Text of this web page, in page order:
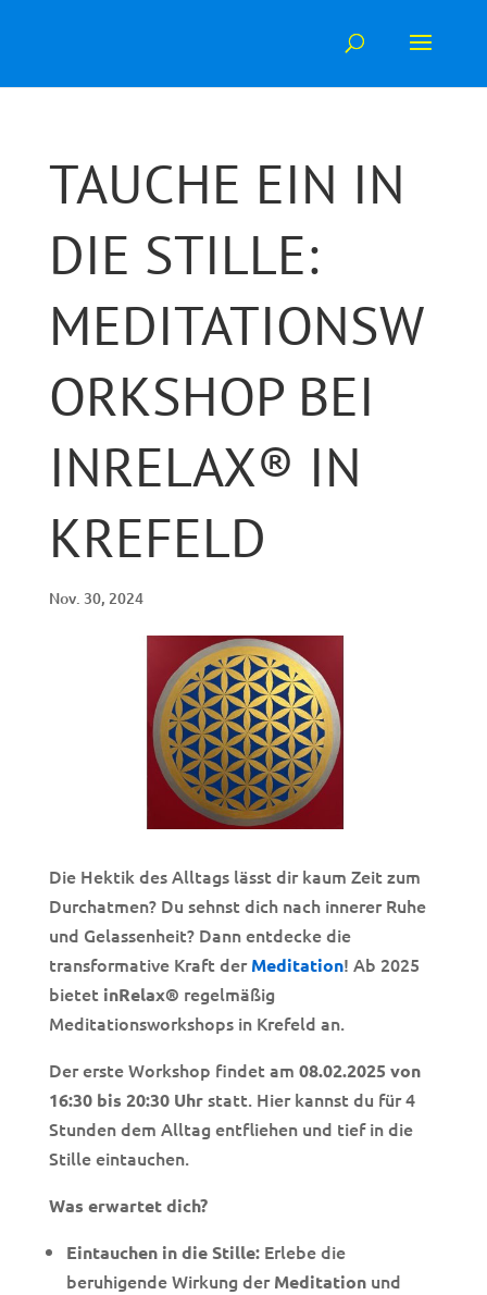
TAUCHE EIN IN
DIE STILLE:
MEDITATIONSW
ORKSHOP BEI
INRELAX® IN
KREFELD
Nov. 30, 2024
Die Hektik des Alltags lässt dir kaum Zeit zum
Durchatmen? Du sehnst dich nach innerer Ruhe
und Gelassenheit? Dann entdecke die
transformative Kraft derMeditation! Ab 2025
bietet inRelax® regelmäßig
Meditationsworkshops in Krefeld an.
Der erste Workshop findet am 08.02.2025 von
16:30 bis 20:30 Uhrstatt. Hier kannst du für 4
Stunden dem Alltag entfliehen und tief in die
Stille eintauchen.
Was erwartet dich?
Eintauchen in die Stille:Erlebe die
beruhigende Wirkung derMeditationund